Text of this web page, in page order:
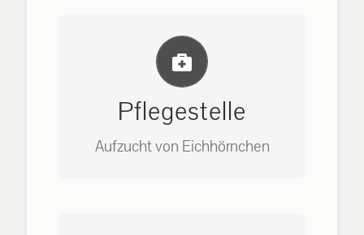
Pflegestelle
Aufzucht von Eichhörnchen
Einlernung und Infos